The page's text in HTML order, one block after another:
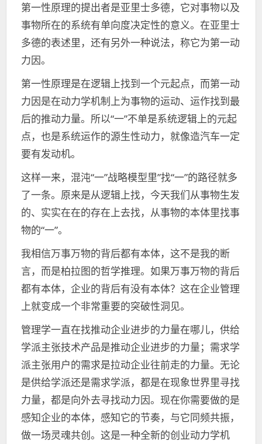
第一性原理的提出者是亚里士多德，它对事物以及
事物所在的系统有单向度决定性的意义。在亚里士
多德的表述里，还有另外一种说法，称它为第一动
力因。
第一性原理是在逻辑上找到一个元起点，而第一动
力因是在动力学机制上为事物的运动、运作找到最
后的推动力量。所以“一”不单是系统逻辑上的元起
点，也是系统运作的源生性动力，就像造汽车一定
要有发动机。
这样一来，混沌“一”战略模型里”找“一”的路径就多
了一条。原来是从逻辑上找，今天我们从事物生发
的、实实在在的存在上去找，从事物的本体里找事
物的“一”。
我相信万事万物的背后都有本体，这不是我的断
言，而是柏拉图的哲学推理。如果万事万物的背后
都有本体，企业的背后有没有本体？这在企业管理
上就变成一个非常重要的突破性洞见。
管理学一直在找推动企业进步的力量在哪儿，供给
学派主张技术产品是推动企业进步的力量；需求学
派主张用户的需求是拉动企业往前走的力量。无论
是供给学派还是需求学派，都是在现象世界里寻找
力量，都是向外去寻找动力因。现在你需要做的是
感知企业的本体，感知它的节奏，与它同频共振，
做一场灵魂共创。这是一种全新的创业动力学机